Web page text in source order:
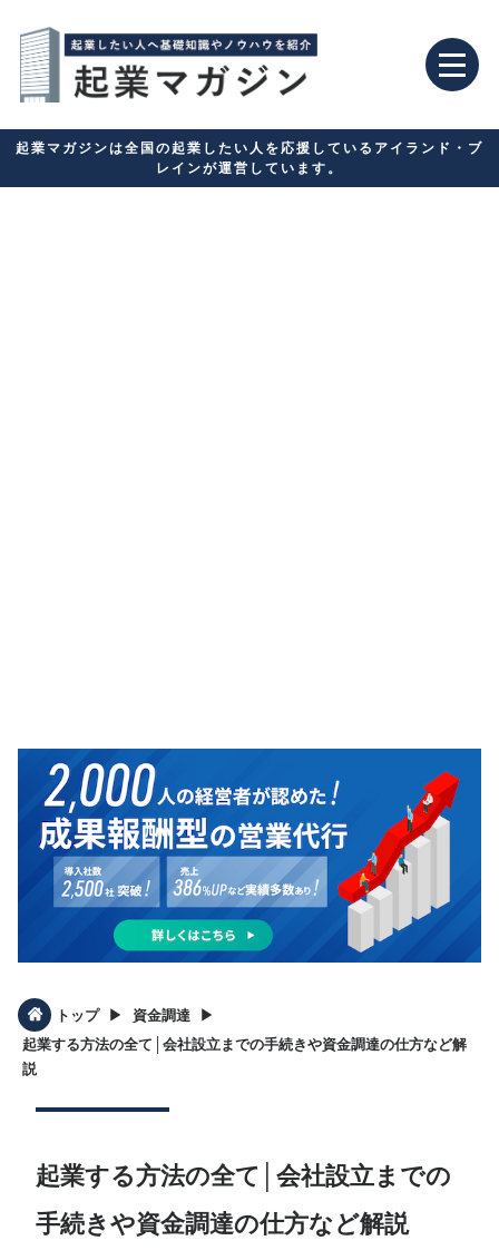
起業マガジンは全国の起業したい人を応援しているアイランド・ブ
レインが運営しています。
トップ ▶︎ 資金調達 ▶︎
起業する方法の全て│会社設立までの手続きや資金調達の仕方など解
説
起業する方法の全て│会社設立までの
手続きや資金調達の仕方など解説